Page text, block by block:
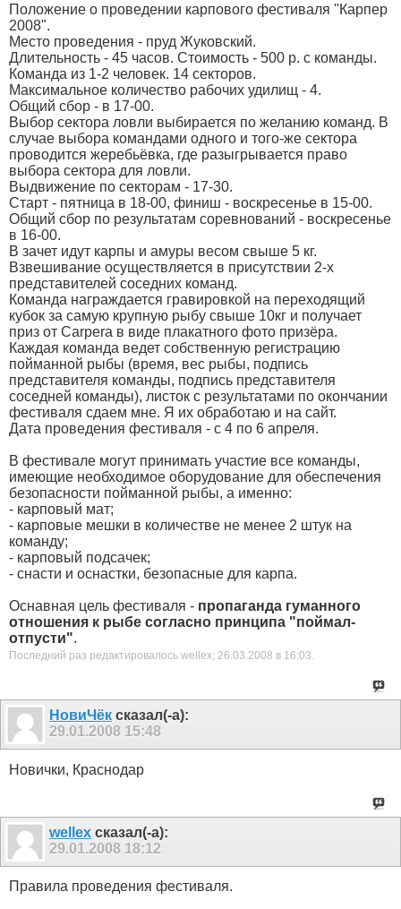
Положение о проведении карпового фестиваля "Карпер
2008".
Место проведения - пруд Жуковский.
Длительность - 45 часов. Стоимость - 500 р. с команды.
Команда из 1-2 человек. 14 секторов.
Максимальное количество рабочих удилищ - 4.
Общий сбор - в 17-00.
Выбор сектора ловли выбирается по желанию команд. В
случае выбора командами одного и того-же сектора
проводится жеребьёвка, где разыгрывается право
выбора сектора для ловли.
Выдвижение по секторам - 17-30.
Старт - пятница в 18-00, финиш - воскресенье в 15-00.
Общий сбор по результатам соревнований - воскресенье
в 16-00.
В зачет идут карпы и амуры весом свыше 5 кг.
Взвешивание осуществляется в присутствии 2-х
представителей соседних команд.
Команда награждается гравировкой на переходящий
кубок за самую крупную рыбу свыше 10кг и получает
приз от Carperа в виде плакатного фото призёра.
Каждая команда ведет собственную регистрацию
пойманной рыбы (время, вес рыбы, подпись
представителя команды, подпись представителя
соседней команды), листок с результатами по окончании
фестиваля сдаем мне. Я их обработаю и на сайт.
Дата проведения фестиваля - с 4 по 6 апреля.
В фестивале могут принимать участие все команды,
имеющие необходимое оборудование для обеспечения
безопасности пойманной рыбы, а именно:
- карповый мат;
- карповые мешки в количестве не менее 2 штук на
команду;
- карповый подсачек;
- снасти и оснастки, безопасные для карпа.
Оснавная цель фестиваля - пропаганда гуманного
отношения к рыбе согласно принципа "поймал-
отпусти".
Последний раз редактировалось wellex; 26.03.2008 в 16:03.
НовиЧёк сказал(-а):
29.01.2008 15:48
Новички, Краснодар
wellex сказал(-а):
29.01.2008 18:12
Правила проведения фестиваля.